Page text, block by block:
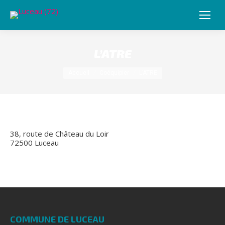
38, route de Château du Loir
72500 Luceau
COMMUNE DE LUCEAU